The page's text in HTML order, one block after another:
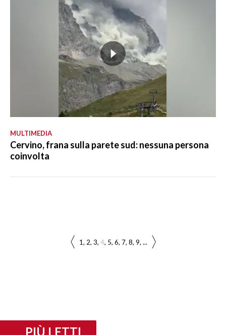
MULTIMEDIA
Cervino, frana sulla parete sud: nessuna persona
coinvolta
1 2 3 4 5 6 7 8 9 ...
PIÙ LETTI